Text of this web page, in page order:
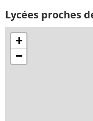
Lycées proches
+
−